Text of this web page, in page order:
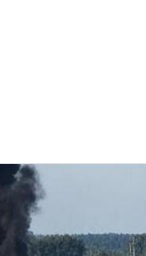
кола захисту